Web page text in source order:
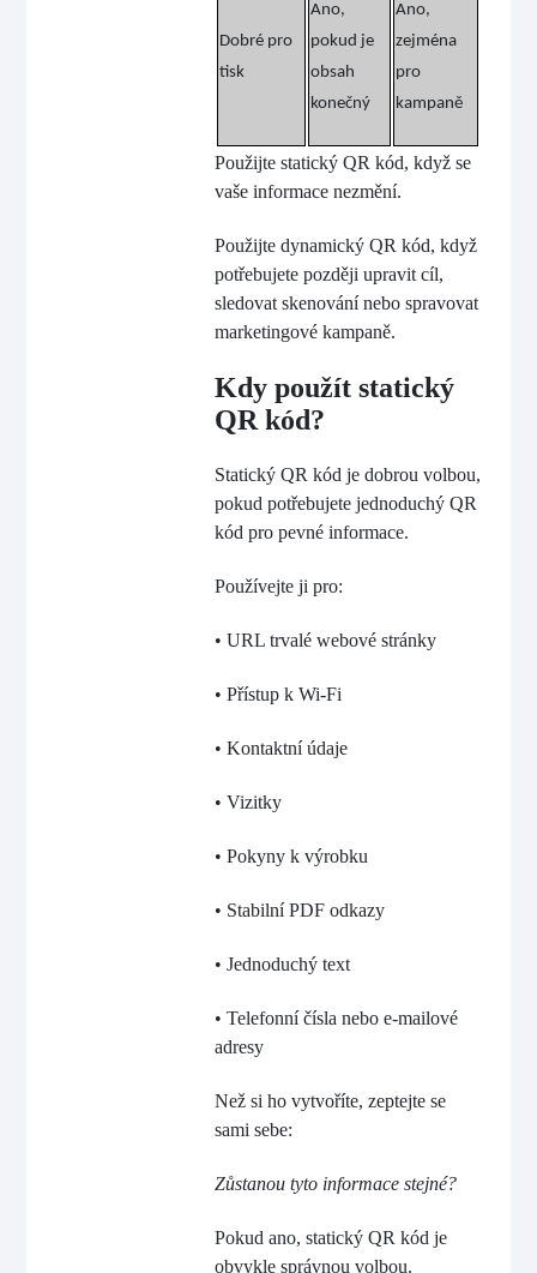
Dobré pro
tisk
Ano,
pokud je
obsah
konečný
Ano,
zejména
pro
kampaně
Použijte statický QR kód, když se
vaše informace nezmění.
Použijte dynamický QR kód, když
potřebujete později upravit cíl,
sledovat skenování nebo spravovat
marketingové kampaně.
Kdy použít statický
QR kód?
Statický QR kód je dobrou volbou,
pokud potřebujete jednoduchý QR
kód pro pevné informace.
Používejte ji pro:
• URL trvalé webové stránky
• Přístup k Wi-Fi
• Kontaktní údaje
• Vizitky
• Pokyny k výrobku
• Stabilní PDF odkazy
• Jednoduchý text
• Telefonní čísla nebo e-mailové
adresy
Než si ho vytvoříte, zeptejte se
sami sebe:
Zůstanou tyto informace stejné?
Pokud ano, statický QR kód je
obvykle správnou volbou.